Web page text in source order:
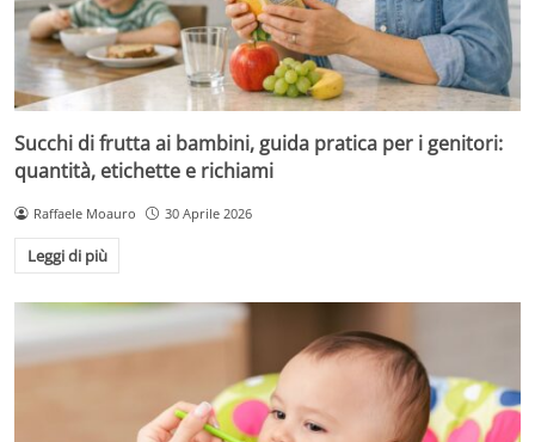
Succhi di frutta ai bambini, guida pratica per i genitori:
quantità, etichette e richiami
Raffaele Moauro 30 Aprile 2026
Leggi di più